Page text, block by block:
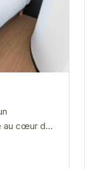
au cœur de
facile